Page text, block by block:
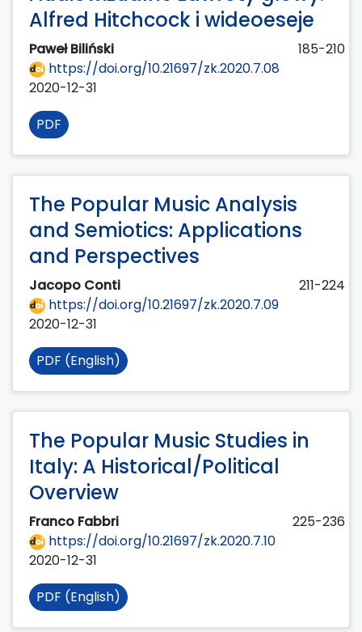
Alfred Hitchcock i wideoeseje
Paweł Biliński
185-210
https://doi.org/10.21697/zk.2020.7.08
2020-12-31
PDF
The Popular Music Analysis
and Semiotics: Applications
and Perspectives
Jacopo Conti
211-224
https://doi.org/10.21697/zk.2020.7.09
2020-12-31
PDF (English)
The Popular Music Studies in
Italy: A Historical/Political
Overview
Franco Fabbri
225-236
https://doi.org/10.21697/zk.2020.7.10
2020-12-31
PDF (English)